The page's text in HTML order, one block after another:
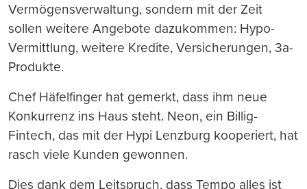
Vermögensverwaltung, sondern mit der Zeit
sollen weitere Angebote dazukommen: Hypo-
Vermittlung, weitere Kredite, Versicherungen, 3a-
Produkte.
Chef Häfelfinger hat gemerkt, dass ihm neue
Konkurrenz ins Haus steht. Neon, ein Billig-
Fintech, das mit der Hypi Lenzburg kooperiert, hat
rasch viele Kunden gewonnen.
Dies dank dem Leitspruch, dass Tempo alles ist